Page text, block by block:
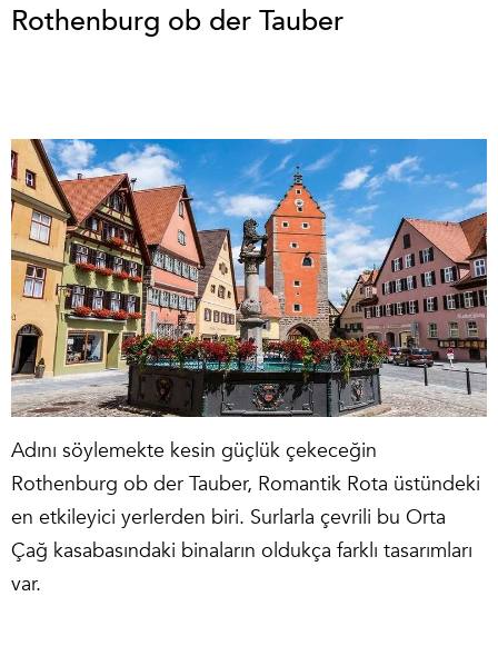
Rothenburg ob der Tauber
Adını söylemekte kesin güçlük çekeceğin
Rothenburg ob der Tauber, Romantik Rota üstündeki
en etkileyici yerlerden biri. Surlarla çevrili bu Orta
Çağ kasabasındaki binaların oldukça farklı tasarımları
var.